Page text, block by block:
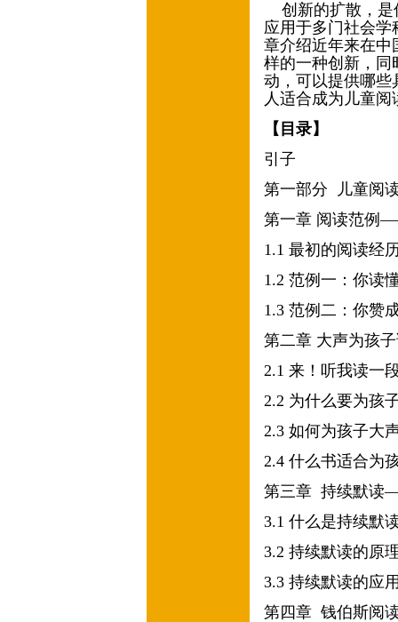
创新的扩散，
应用于多门社会
章介绍近年来在中
样的一种创新，同
动，可以提供哪
人适合成为儿童
【目录】
引子
第一部分
儿童阅
第一章 阅读范例
1.1 最初的阅读经
1.2 范例一：你读
1.3 范例二：你赞
第二章 大声为孩
2.1 来！听我读一
2.2 为什么要为孩
2.3 如何为孩子大
2.4 什么书适合为
第三章 持续默读
3.1 什么是持续默
3.2 持续默读的原
3.3 持续默读的应
第四章 钱伯斯阅